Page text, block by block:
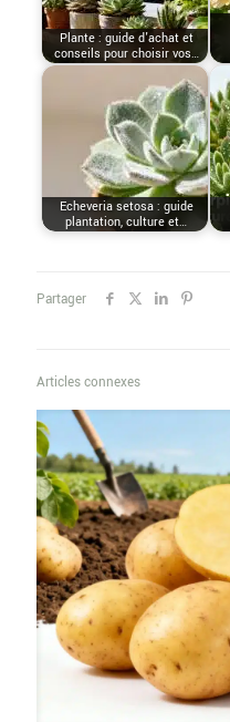
Plante : guide d'achat et
conseils pour choisir vos…
Echeveria setosa : guide
plantation, culture et…
Partager
Articles connexes